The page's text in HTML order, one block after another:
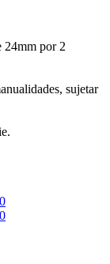
24mm por 2
sujetar